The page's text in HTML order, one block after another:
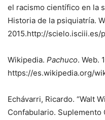
el racismo científico en la
Historia de la psiquiatría.
2015.http://scielo.isciii.es/
Wikipedia. Pachuco. Web.
https://es.wikipedia.org/
Echávarri, Ricardo. “Walt
Confabulario.